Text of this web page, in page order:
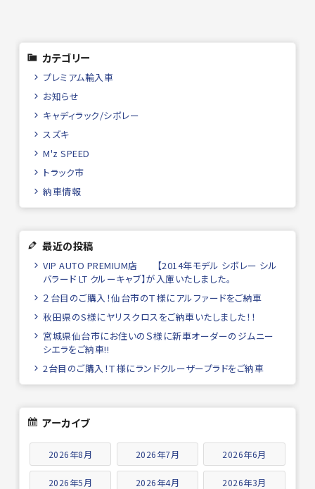
カテゴリー
プレミアム輸入車
お知らせ
キャディラック/シボレー
スズキ
M'z SPEED
トラック市
納車情報
最近の投稿
VIP AUTO PREMIUM店 【2014年モデル シボレー シル
バラード LT クルーキャブ】が入庫いたしました。
２台目のご購入！仙台市のＴ様にアルファードをご納車
秋田県のS様にヤリスクロスをご納車いたしました！！
宮城県仙台市にお住いのＳ様に新車オーダーのジムニー
シエラをご納車!!
2台目のご購入！Ｔ様にランドクルーザープラドをご納車
アーカイブ
2026年8月 2026年7月 2026年6月
2026年5月 2026年4月 2026年3月